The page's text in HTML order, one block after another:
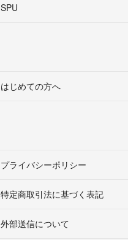
SPU
はじめての方へ
プライバシーポリシー
特定商取引法に基づく表記
外部送信について